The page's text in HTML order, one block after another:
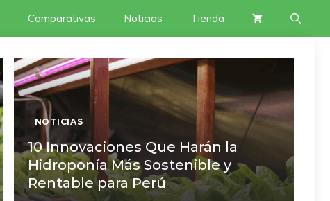
Comparativas Noticias Tienda
NOTICIAS
10 Innovaciones Que Harán la
Hidroponía Más Sostenible y
Rentable para Perú